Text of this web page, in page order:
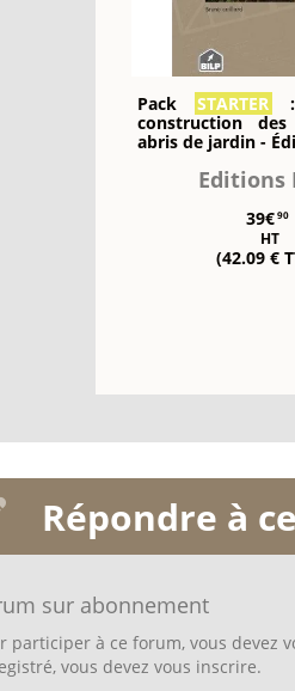
Pack STARTER
:
construction
abris de jardin -
Editions
39€90
HT
(42.09 €
Répondre à
sur abonnement
participer à ce forum, vous devez
vous devez vous inscrire.